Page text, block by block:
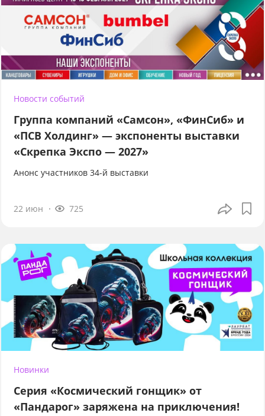
Новости событий
Группа компаний «Самсон», «ФинСиб» и
«ПСВ Холдинг» — экспоненты выставки
«Скрепка Экспо — 2027»
Анонс участников 34-й выставки
22 июн 725
Новинки
Серия «Космический гонщик» от
«Пандарог» заряжена на приключения!